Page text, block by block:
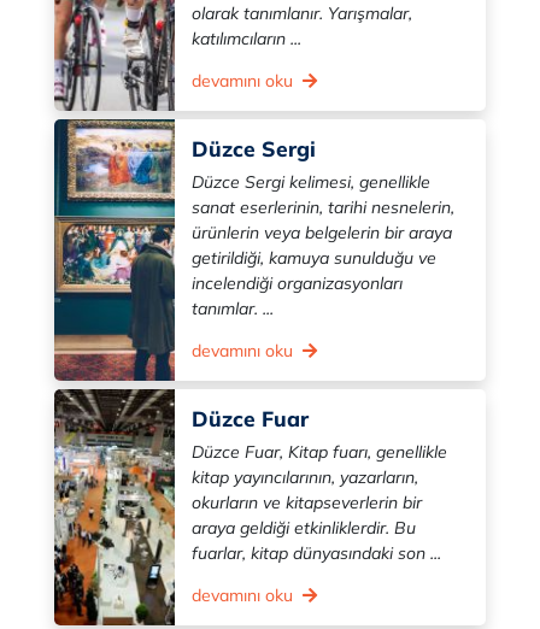
olarak tanımlanır. Yarışmalar,
katılımcıların ...
devamını oku
Düzce Sergi
Düzce Sergi kelimesi, genellikle
sanat eserlerinin, tarihi nesnelerin,
ürünlerin veya belgelerin bir araya
getirildiği, kamuya sunulduğu ve
incelendiği organizasyonları
tanımlar. ...
devamını oku
Düzce Fuar
Düzce Fuar, Kitap fuarı, genellikle
kitap yayıncılarının, yazarların,
okurların ve kitapseverlerin bir
araya geldiği etkinliklerdir. Bu
fuarlar, kitap dünyasındaki son ...
devamını oku